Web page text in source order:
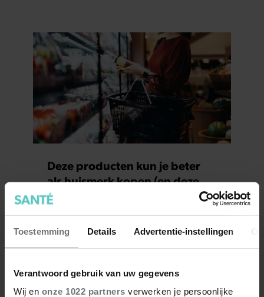
Toestemming Details Advertentie-instellingen
Verantwoord gebruik van uw gegevens
Wij en onze 1022 partners verwerken je persoonlijke
Deze producten kun je beter
als huismerk kopen (en deze
juist niet)